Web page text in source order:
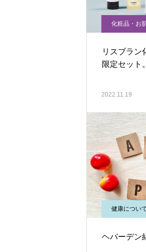
化粧品・お
リスブラン
限定セット。
2022.11.19
健康につい
ヘバーデン